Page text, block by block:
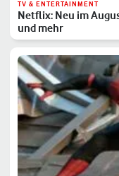
TV & ENTERTAINMENT
Netflix: Neu im
und mehr